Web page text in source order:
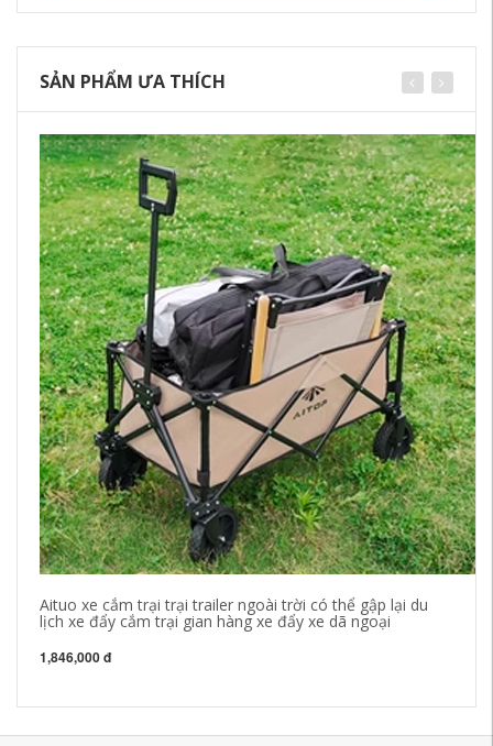
SẢN PHẨM ƯA THÍCH
Aituo xe cắm trại trại trailer ngoài trời có thể gập lại du
lịch xe đẩy cắm trại gian hàng xe đẩy xe dã ngoại
1,846,000 đ